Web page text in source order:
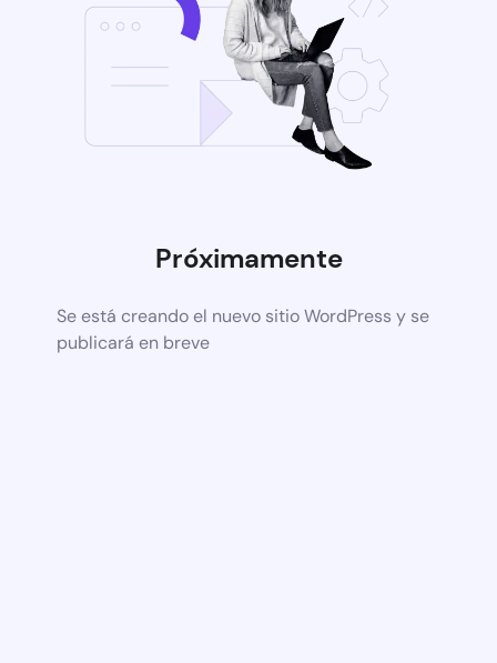
Próximamente
Se está creando el nuevo sitio WordPress y se
publicará en breve